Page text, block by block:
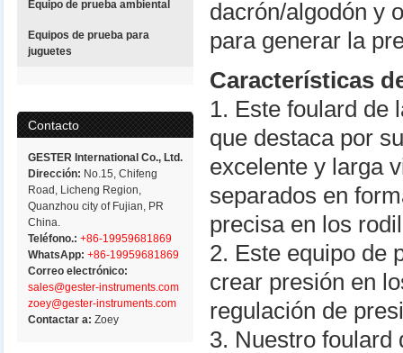
Equipo de prueba ambiental
Equipos de prueba para
juguetes
Contacto
GESTER International Co., Ltd.
Dirección: No.15, Chifeng
Road, Licheng Region,
Quanzhou city of Fujian, PR
China.
Teléfono.: +86-19959681869
WhatsApp: +86-19959681869
Correo electrónico:
sales@gester-instruments.com
zoey@gester-instruments.com
Contactar a:Zoey
dacrón/algodón y
para generar la
Características
1. Este foulard de
que destaca por
excelente y larga
separados en
precisa en los
2. Este equipo de
crear presión en
regulación de
3. Nuestro foulard